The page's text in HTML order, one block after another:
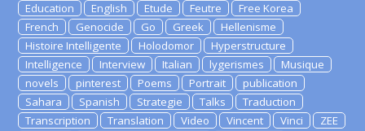
Education
English Etude Feutre
Free Korea
French
Genocide Go Greek
Hellenisme
Histoire Intelligente
Holodomor
Hyperstructure
Intelligence
Interview Italian lygerismes
Musique
novels
pinterest Poems Portrait
publication
Sahara
Spanish Strategie Talks
Traduction
Transcription
Translation Video Vincent Vinci
ZEE